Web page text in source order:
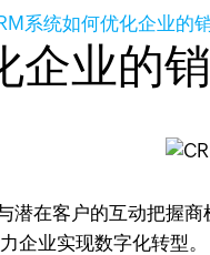
系统如何优化企业的
业的
潜在客户的互动把握
力企业实现数字化转型。